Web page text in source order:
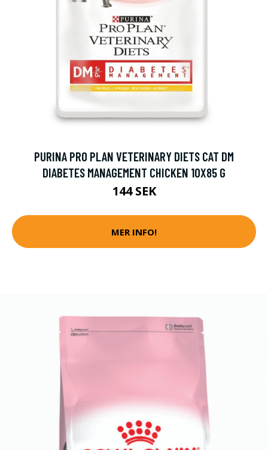
PURINA PRO PLAN VETERINARY DIETS CAT DM
DIABETES MANAGEMENT CHICKEN 10X85 G
144 SEK
MER INFO!